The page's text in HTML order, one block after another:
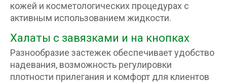
кожей и косметологических процедурах с
активным использованием жидкости.
Халаты с завязками и на кнопках
Разнообразие застежек обеспечивает удобство
надевания, возможность регулировки
плотности прилегания и комфорт для клиентов